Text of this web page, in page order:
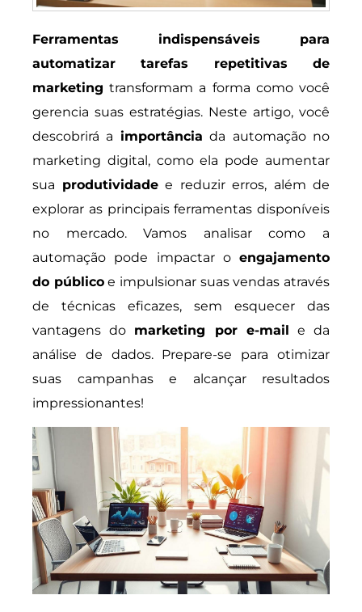
Ferramentas indispensáveis para
automatizar tarefas repetitivas de
marketing transformam a forma como você
gerencia suas estratégias. Neste artigo, você
descobrirá a importância da automação no
marketing digital, como ela pode aumentar
sua produtividadee reduzir erros, além de
explorar as principais ferramentas disponíveis
no mercado. Vamos analisar como a
automação pode impactar o engajamento
do públicoe impulsionar suas vendas através
de técnicas eficazes, sem esquecer das
vantagens do marketing por e-mail e da
análise de dados. Prepare-se para otimizar
suas campanhas e alcançar resultados
impressionantes!